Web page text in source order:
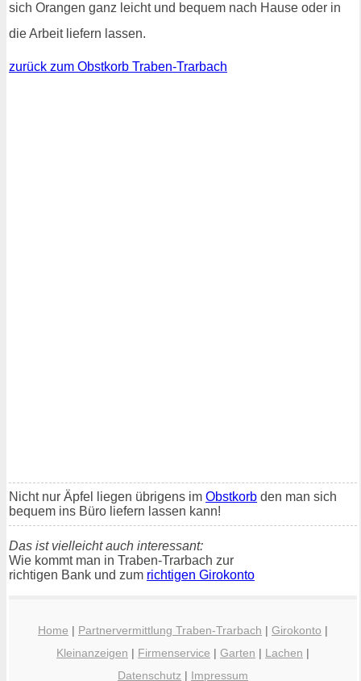
sich Orangen ganz leicht und bequem nach Hause oder in
die Arbeit liefern lassen.
zurück zum Obstkorb Traben-Trarbach
Nicht nur Äpfel liegen übrigens im Obstkorb den man sich
bequem ins Büro liefern lassen kann!
Das ist vielleicht auch interessant:
Wie kommt man in Traben-Trarbach zur
richtigen Bank und zum richtigen Girokonto
Home | Partnervermittlung Traben-Trarbach | Girokonto |
Kleinanzeigen | Firmenservice | Garten | Lachen |
Datenschutz | Impressum